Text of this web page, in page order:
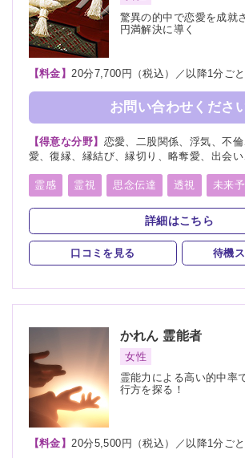
驚異の的中で恋愛を成就
円満解決に導く
【料金】 20分7,700円（税込）／以降1分ご
お問い合わせくださ
【得意な分野】 恋愛、二股関係、浮気、不
愛、復縁、縁結び、縁切り、略奪愛、出会い
児、教育、介護、進路、学業、受験、就職、
職、経営、人間関係、健康、金運、引越し、
霊、相手の気持ち、人探し、物探し
霊感 霊視 思念伝達 透視 未来
守護霊 縁結び 縁切り 除霊 祈願
詳細はこちら
口コミを見る 待機
かれん 霊能者
女性
霊能力による高い的中率
行方を探る！
【料金】 20分5,500円（税込）／以降1分ご